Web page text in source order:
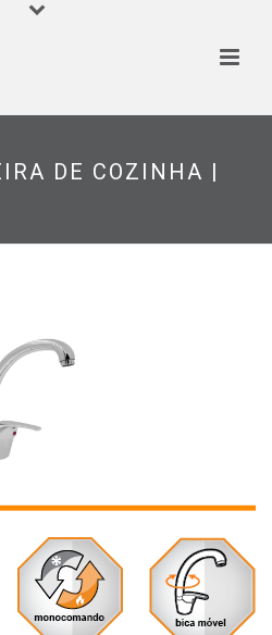
DE COZINHA |